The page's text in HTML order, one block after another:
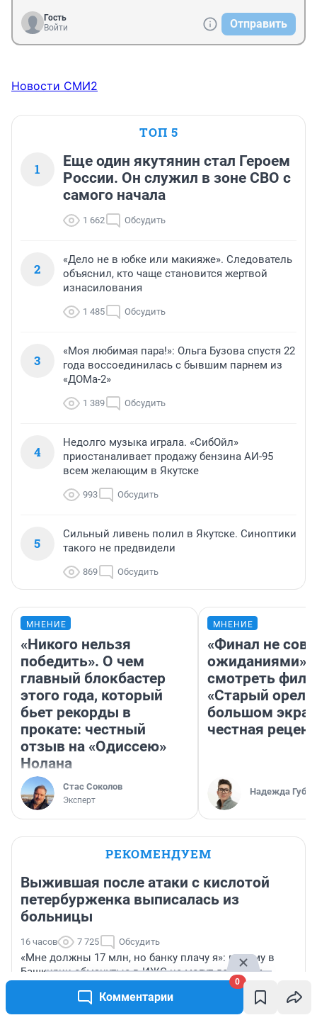
Комментарии
0
Гость
Войти
Отправить
Новости СМИ2
ТОП 5
1
Еще один якутянин стал Героем
России. Он служил в зоне СВО с
самого начала
1 662 Обсудить
2
«Дело не в юбке или макияже». Следователь
объяснил, кто чаще становится жертвой
изнасилования
1 485 Обсудить
3
«Моя любимая пара!»: Ольга Бузова спустя 22
года воссоединилась с бывшим парнем из
«ДОМа-2»
1 389 Обсудить
4
Недолго музыка играла. «СибОйл»
приостаналивает продажу бензина АИ-95
всем желающим в Якутске
993 Обсудить
5
Сильный ливень полил в Якутске. Синоптики
такого не предвидели
869 Обсудить
МНЕНИЕ
«Никого нельзя
победить». О чем
главный блокбастер
этого года, который
бьет рекорды в
прокате: честный
отзыв на «Одиссею»
Нолана
Стас Соколов
Эксперт
МНЕНИЕ
«Финал не
ожиданиями»:
смотреть
«Старый орел»
большом
честная
Надежда
РЕКОМЕНДУЕМ
Выжившая после атаки с кислотой
петербурженка выписалась из
больницы
16 часов 7 725 Обсудить
«Мне должны 17 млн, но банку плачу я»: почему в
Башкирии обманутые в ИЖС не могут добиться